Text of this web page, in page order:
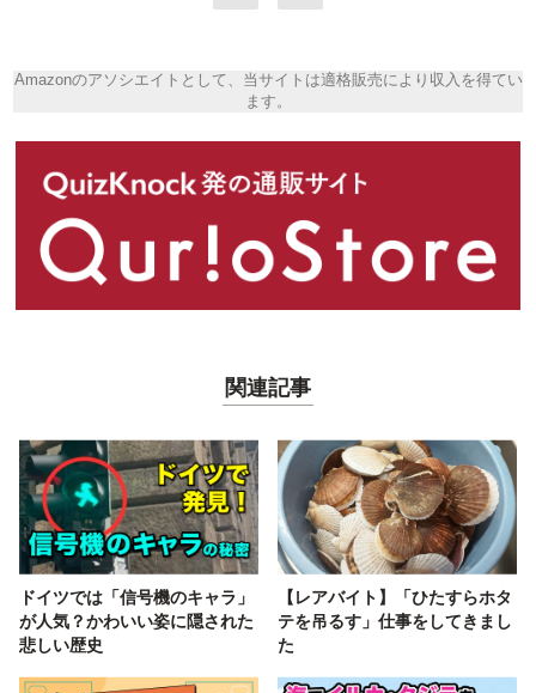
Amazonのアソシエイトとして、当サイトは適格販売により収入を得てい
ます。
関連記事
ドイツでは「信号機のキャラ」
が人気？かわいい姿に隠された
悲しい歴史
【レアバイト】「ひたすらホタ
テを吊るす」仕事をしてきまし
た